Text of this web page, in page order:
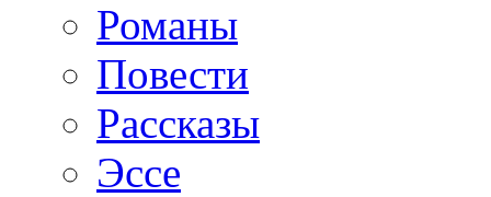
Романы
Повести
Рассказы
Эссе